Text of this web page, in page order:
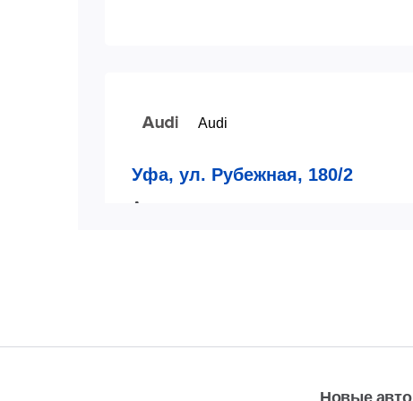
Audi
Уфа, ул. Рубежная, 180/2
Автосaлон
Новые авто